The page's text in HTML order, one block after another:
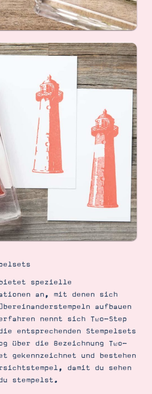
bietet spezielle
an, mit denen sich
aufbauen
nennt sich Two-Step
entsprechenden Stempelsets
über die Bezeichnung Two-
gekennzeichnet und bestehen
damit du sehen
stempelst.